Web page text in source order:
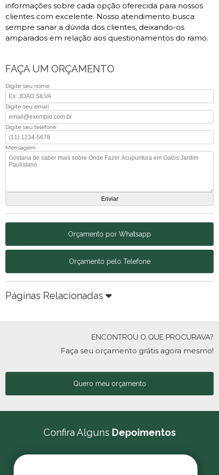
informações sobre cada opção oferecida para nossos
clientes com excelente. Nosso atendimento busca
sempre sanar a dúvida dos clientes, deixando-os
amparados em relação aos questionamentos do ramo.
FAÇA UM ORÇAMENTO
Digite seu nome
Digite seu email
Digite seu telefone
Mensagem
Orçamento por Whatsapp
Orçamento pelo Telefone
Páginas Relacionadas
ENCONTROU O QUE PROCURAVA?
Faça seu orçamento grátis agora mesmo!
Quero meu orçamento
Confira Alguns Depoimentos